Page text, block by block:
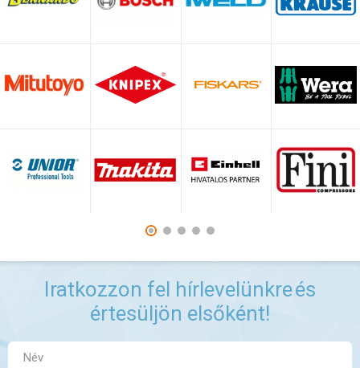
Iratkozzon fel hírlevelünkreés
értesüljön elsőként!